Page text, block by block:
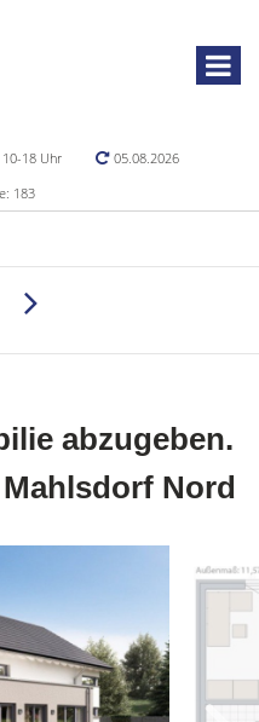
18 Uhr
05.08.2026
183
abzugeben.
Nord